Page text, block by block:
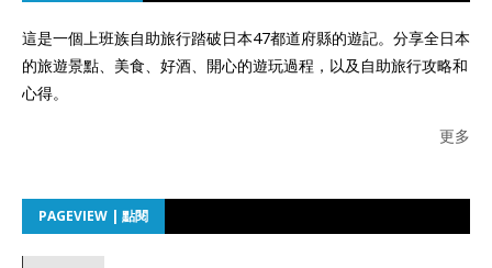
這是一個上班族自助旅行踏破日本47都道府縣的遊記。分享全日本
的旅遊景點、美食、好酒、開心的遊玩過程，以及自助旅行攻略和
心得。
更多
PAGEVIEW | 點閱